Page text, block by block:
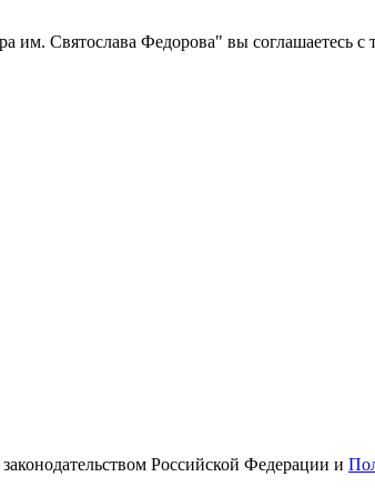
Святослава Федорова" вы соглашаетесь
Российской Федерации и